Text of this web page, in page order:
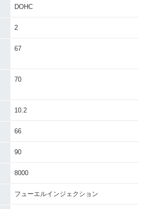
DOHC
2
67
70
10.2
66
90
8000
フューエルインジェクション